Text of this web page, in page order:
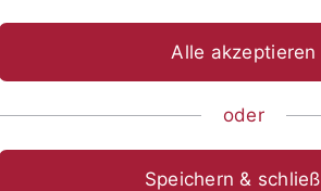
um sich anzumelden:
Alle akzeptieren
oder
Speichern &